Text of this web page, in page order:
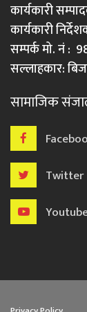
कार्यकारी
कार्यकारी
सम्पर्क मो. नं :
सल्लाहकार:
सामाजिक
Twitter